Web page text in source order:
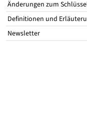
Änderungen zum
Definitionen und
Newsletter